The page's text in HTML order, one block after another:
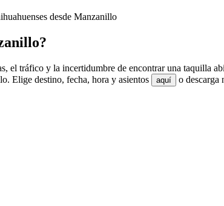
desde Manzanillo
el tráfico y la incertidumbre de encontrar una taquilla
Elige destino, fecha, hora y asientos
aquí
o descarga